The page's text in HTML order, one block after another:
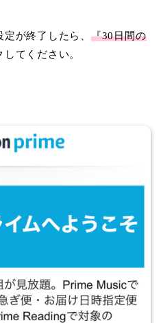
が終了したら、 『30日間の
してください。